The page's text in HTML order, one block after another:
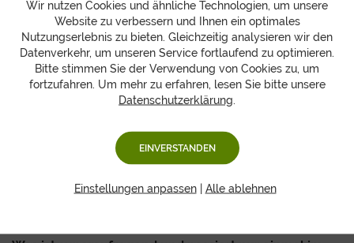
Wissen
Wir nutzen Cookies und ähnliche Technologien, um unsere
Website zu verbessern und Ihnen ein optimales
Nutzungserlebnis zu bieten. Gleichzeitig analysieren wir den
Datenverkehr, um unseren Service fortlaufend zu optimieren.
Bitte stimmen Sie der Verwendung von Cookies zu, um
fortzufahren. Um mehr zu erfahren, lesen Sie bitte unsere
Datenschutzerklärung.
EINVERSTANDEN
Einstellungen anpassen| Alle ablehnen